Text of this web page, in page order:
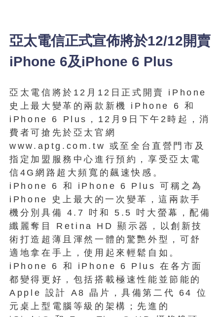
亞太電信正式宣佈將於12/12開賣
iPhone 6及iPhone 6 Plus
亞太電信將於12月12日正式開賣 iPhone
史上最大變革的兩款新機 iPhone 6 和
iPhone 6 Plus，12月9日下午2時起，消
費者可搶先於亞太官網
www.aptg.com.tw 或至全台直營門市及
指定加盟服務中心進行預約，享受亞太電
信4G網路超大頻寬的飆速快感。
iPhone 6 和 iPhone 6 Plus 可稱之為
iPhone 史上最大的一次變革，這兩款手
機分別具備 4.7 吋和 5.5 吋大螢幕，配備
纖麗奪目 Retina HD 顯示器，以創新技
術打造超薄且渾然一體的驚艷外型，可舒
適地拿在手上，使用起來輕鬆自如。
iPhone 6 和 iPhone 6 Plus 在各方面
都變得更好，包括搭載極速性能並節能的
Apple 設計 A8 晶片，具備第二代 64 位
元桌上型電腦等級的架構；先進的